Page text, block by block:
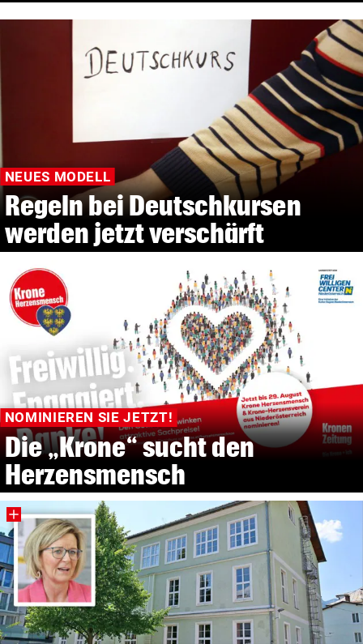
NEUES MODELL
Regeln bei Deutschkursen
werden jetzt verschärft
NOMINIEREN SIE JETZT!
Die „Krone“ sucht den
Herzensmensch